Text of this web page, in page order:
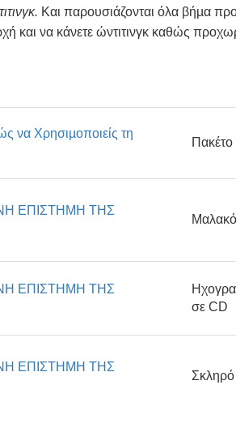
Και παρουσιάζονται όλα βήµα
και να κάνετε ώντιτινγκ καθώς
να Χρησιµοποιείς τη
Πακέτο
ΕΠΙΣΤΗΜΗ ΤΗΣ
ΕΠΙΣΤΗΜΗ ΤΗΣ
σε CD
ΕΠΙΣΤΗΜΗ ΤΗΣ